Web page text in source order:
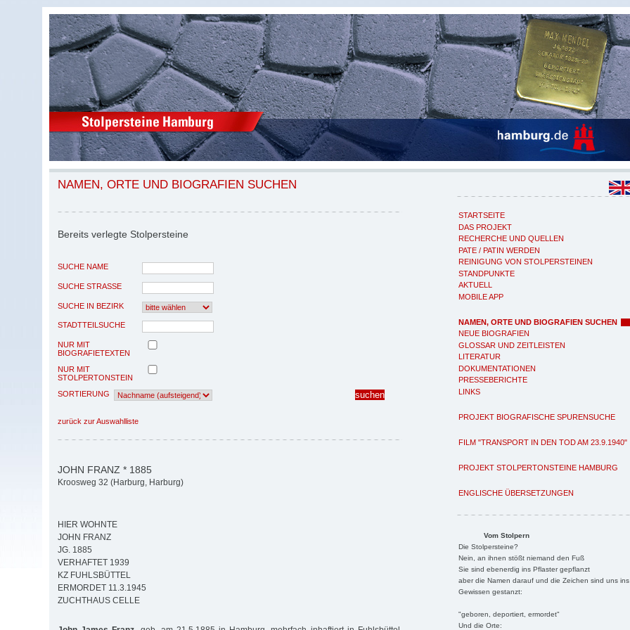
STARTSEITE
DAS PROJEKT
RECHERCHE UND QUELLEN
PATE / PATIN WERDEN
REINIGUNG VON STOLPERSTEINEN
STANDPUNKTE
AKTUELL
MOBILE APP
NAMEN, ORTE UND BIOGRAFIEN SUCHEN
NEUE BIOGRAFIEN
GLOSSAR UND ZEITLEISTEN
LITERATUR
DOKUMENTATIONEN
PRESSEBERICHTE
LINKS
PROJEKT BIOGRAFISCHE SPURENSUCHE
FILM "TRANSPORT IN DEN TOD AM 23.9.1940"
PROJEKT STOLPERTONSTEINE HAMBURG
ENGLISCHE ÜBERSETZUNGEN
Vom Stolpern
Die Stolpersteine?
Nein, an ihnen stößt niemand den Fuß
Sie sind ebenerdig ins Pflaster gepflanzt
aber die Namen darauf und die Zeichen sind uns ins
Gewissen gestanzt:
"geboren, deportiert, ermordet"
Und die Orte:
NAMEN, ORTE UND BIOGRAFIEN SUCHEN
Bereits verlegte Stolpersteine
SUCHE NAME
SUCHE STRASSE
SUCHE IN BEZIRK
STADTTEILSUCHE
NUR MIT
BIOGRAFIETEXTEN
NUR MIT
STOLPERTONSTEIN
SORTIERUNG
zurück zur Auswahlliste
JOHN FRANZ * 1885
Kroosweg 32 (Harburg, Harburg)
HIER WOHNTE
JOHN FRANZ
JG. 1885
VERHAFTET 1939
KZ FUHLSBÜTTEL
ERMORDET 11.3.1945
ZUCHTHAUS CELLE